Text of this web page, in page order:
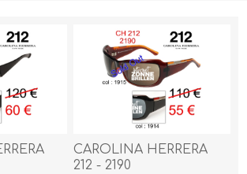
CAROLINA HERRERA
212 - 2190